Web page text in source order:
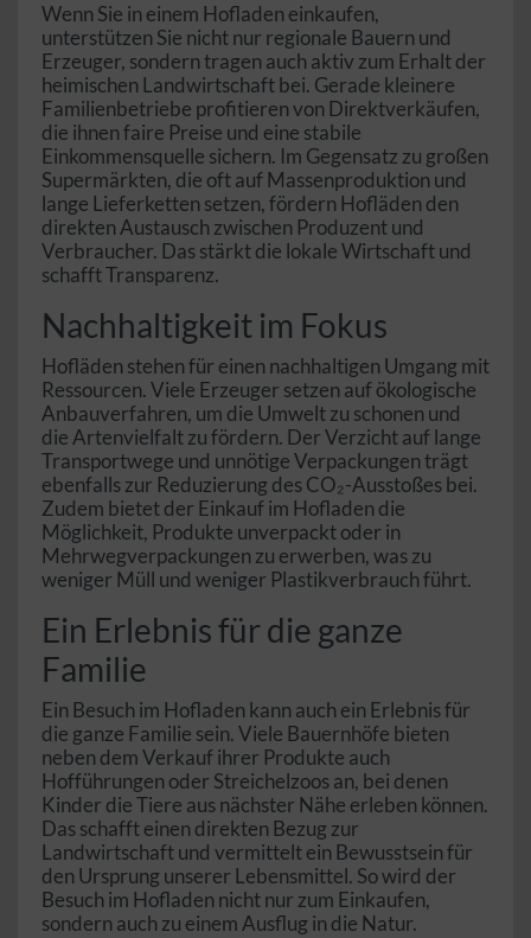
Wenn Sie in einem Hofladen einkaufen,
unterstützen Sie nicht nur regionale Bauern und
Erzeuger, sondern tragen auch aktiv zum Erhalt der
heimischen Landwirtschaft bei. Gerade kleinere
Familienbetriebe profitieren von Direktverkäufen,
die ihnen faire Preise und eine stabile
Einkommensquelle sichern. Im Gegensatz zu großen
Supermärkten, die oft auf Massenproduktion und
lange Lieferketten setzen, fördern Hofläden den
direkten Austausch zwischen Produzent und
Verbraucher. Das stärkt die lokale Wirtschaft und
schafft Transparenz.
Nachhaltigkeit im Fokus
Hofläden stehen für einen nachhaltigen Umgang mit
Ressourcen. Viele Erzeuger setzen auf ökologische
Anbauverfahren, um die Umwelt zu schonen und
die Artenvielfalt zu fördern. Der Verzicht auf lange
Transportwege und unnötige Verpackungen trägt
ebenfalls zur Reduzierung des CO₂-Ausstoßes bei.
Zudem bietet der Einkauf im Hofladen die
Möglichkeit, Produkte unverpackt oder in
Mehrwegverpackungen zu erwerben, was zu
weniger Müll und weniger Plastikverbrauch führt.
Ein Erlebnis für die ganze
Familie
Ein Besuch im Hofladen kann auch ein Erlebnis für
die ganze Familie sein. Viele Bauernhöfe bieten
neben dem Verkauf ihrer Produkte auch
Hofführungen oder Streichelzoos an, bei denen
Kinder die Tiere aus nächster Nähe erleben können.
Das schafft einen direkten Bezug zur
Landwirtschaft und vermittelt ein Bewusstsein für
den Ursprung unserer Lebensmittel. So wird der
Besuch im Hofladen nicht nur zum Einkaufen,
sondern auch zu einem Ausflug in die Natur.